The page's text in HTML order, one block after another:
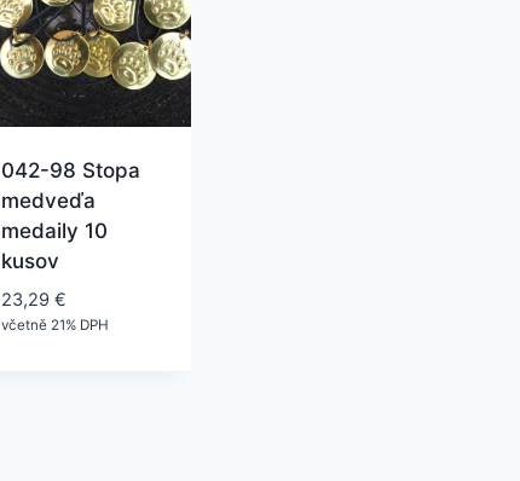
042-98 Stopa
medveďa
medaily 10
kusov
23,29€
včetně 21% DPH